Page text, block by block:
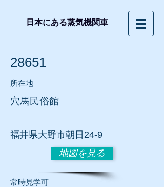
日本にある蒸気機関車
28651
所在地
穴馬民俗館
福井県大野市朝日24-9
地図を見る
常時見学可